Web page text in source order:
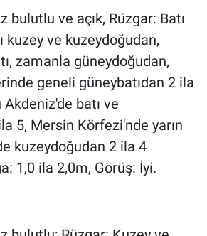
bulutlu ve açık, Rüzgar: Batı
kuzey ve kuzeydoğudan,
zamanla güneydoğudan,
geneli güneybatıdan 2 ila
batı ve
5, Mersin Körfezi'nde yarın
kuzeydoğudan 2 ila 4
1,0 ila 2,0m, Görüş: İyi.